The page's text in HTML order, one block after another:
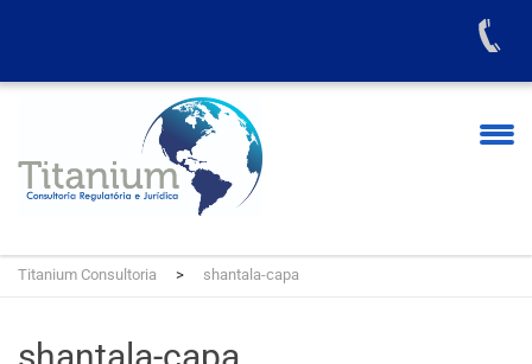
Titanium Consultoria > shantala-capa